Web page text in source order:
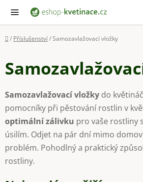
obsah
Domů
/ Příslušenství/Samozavlažovací vložky
Samozavlažovací vložky do
pomocníky při pěstování rostlin v
optimální zálivku pro vaše rostliny
úsilím. Odjet na pár dní mimo
problém. Pohodlný a praktický
rostliny.